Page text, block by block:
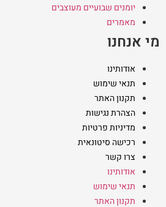
יומנים שבועיים מעוצבים
מאמרים
מי אנחנו
אודותינו
תנאי שימוש
תקנון האתר
הצהרת נגישות
מדיניות פרטיות
רכישה סיטונאית
צרו קשר
אודותינו
תנאי שימוש
תקנון האתר